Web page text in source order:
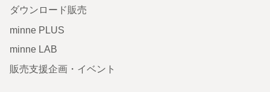
ダウンロード販売
minne PLUS
minne LAB
販売支援企画・イベント